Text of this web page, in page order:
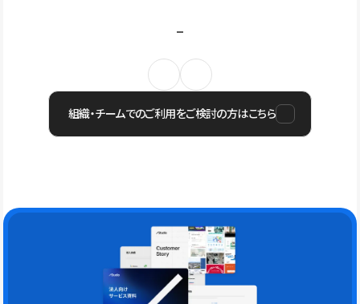
組織・チームでのご利用をご検討の方はこちら